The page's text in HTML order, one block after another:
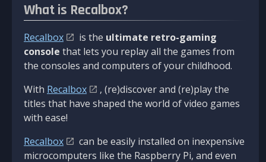
What is Recalbox?
Recalbox is the ultimate retro-gaming
console that lets you replay all the games from
the consoles and computers of your childhood.
With Recalbox
, (re)discover and (re)play the
titles that have shaped the world of video games
with ease!
Recalbox
can be easily installed on inexpensive
microcomputers like the Raspberry Pi, and even